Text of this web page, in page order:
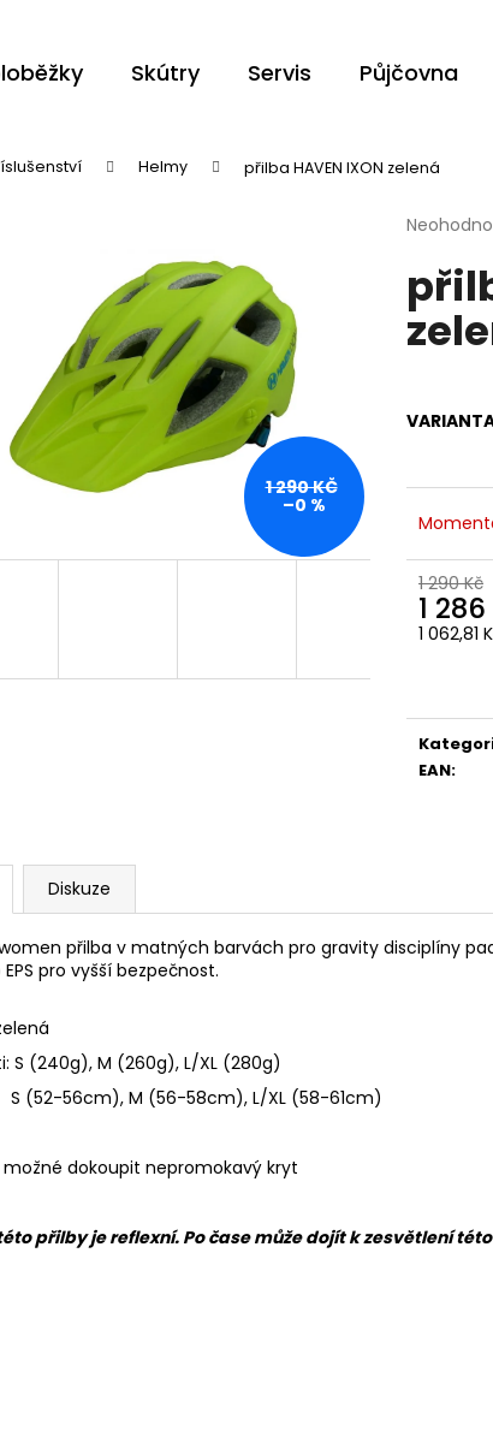
Skútry Servis Půjčovna
Helmy přilba HAVEN IXON zelená
Průměrné
produktu
je
0,0
z
1 290 Kč
1
1 062,81
EAN:
1 290 KČ
–0 %
Diskuze
přilba v matných barvách pro gravity disciplíny
pro vyšší bezpečnost.
S (240g), M (260g), L/XL (280g)
56cm), M (56-58cm), L/XL (58-61cm)
možné dokoupit nepromokavý kryt
přilby je reflexní. Po čase může dojít k zesvětlení
Doporučujeme